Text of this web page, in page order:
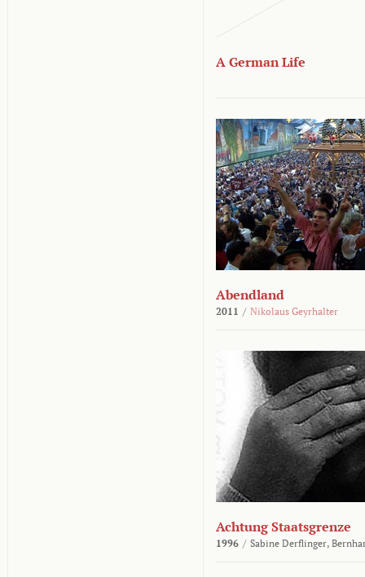
A German Life
Abendland
2011 / Nikolaus Geyrhalter
Achtung Staatsgrenze
1996 / Sabine Derflinger,